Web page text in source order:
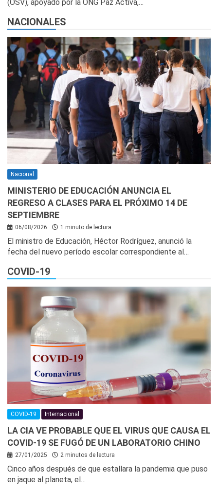
(OSV), apoyado por la ONG Paz Activa,…
NACIONALES
Nacional
MINISTERIO DE EDUCACIÓN ANUNCIA EL
REGRESO A CLASES PARA EL PRÓXIMO 14 DE
SEPTIEMBRE
06/08/2026 1 minuto de lectura
El ministro de Educación, Héctor Rodríguez, anunció la
fecha del nuevo período escolar correspondiente al…
COVID-19
COVID-19 Internacional
LA CIA VE PROBABLE QUE EL VIRUS QUE CAUSA EL
COVID-19 SE FUGÓ DE UN LABORATORIO CHINO
27/01/2025 2 minutos de lectura
Cinco años después de que estallara la pandemia que puso
en jaque al planeta, el…